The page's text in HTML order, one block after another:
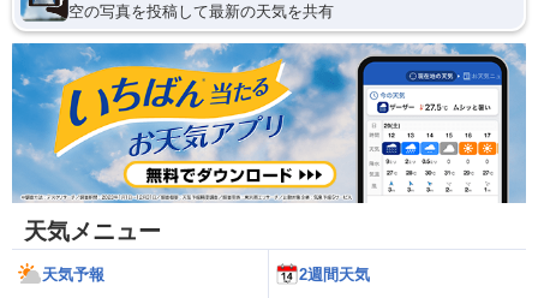
空の写真を投稿して最新の天気を共有
天気メニュー
天気予報 2週間天気